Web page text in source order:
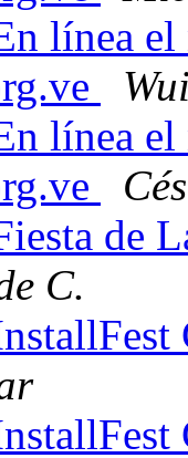
línea el
línea el
de
C.